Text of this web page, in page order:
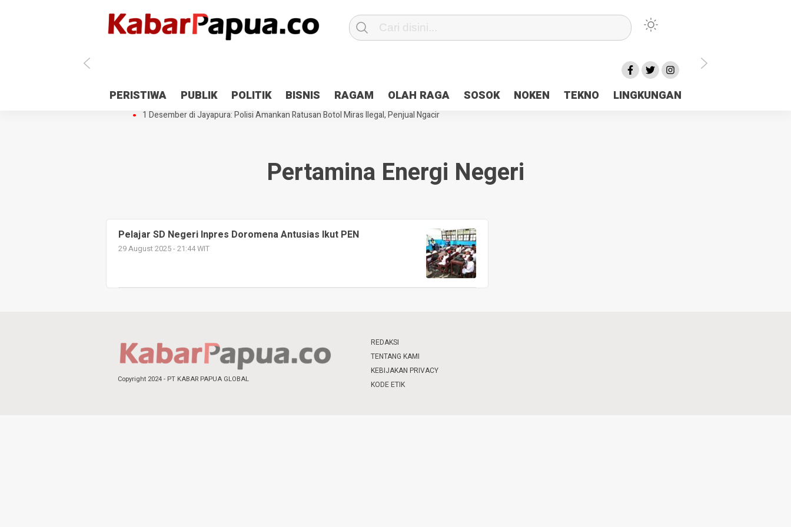
PERISTIWA PUBLIK POLITIK BISNIS RAGAM OLAH RAGA SOSOK NOKEN TEKNO LINGKUNGAN
Antisipasi 1 Desember, TNI Polri Patroli 2×24 jam di Kota Jayapura
Pesan Sejuk Polri di Deklarasi Pemilu Ceria Tanah Papua
Gedung Perpustakaan SMPN 5 Sentani Terbakar
Hibah Pilkada Jayapura Cair 10 Persen, Deposit Kas Daerah Rp23 Miliar Disorot
1 Desember di Jayapura: Polisi Amankan Ratusan Botol Miras Ilegal, Penjual Ngacir
Pertamina Energi Negeri
Pelajar SD Negeri Inpres Doromena Antusias Ikut PEN
29 August 2025 - 21:44 WIT
Copyright 2024 - PT KABAR PAPUA GLOBAL
REDAKSI
TENTANG KAMI
KEBIJAKAN PRIVACY
KODE ETIK